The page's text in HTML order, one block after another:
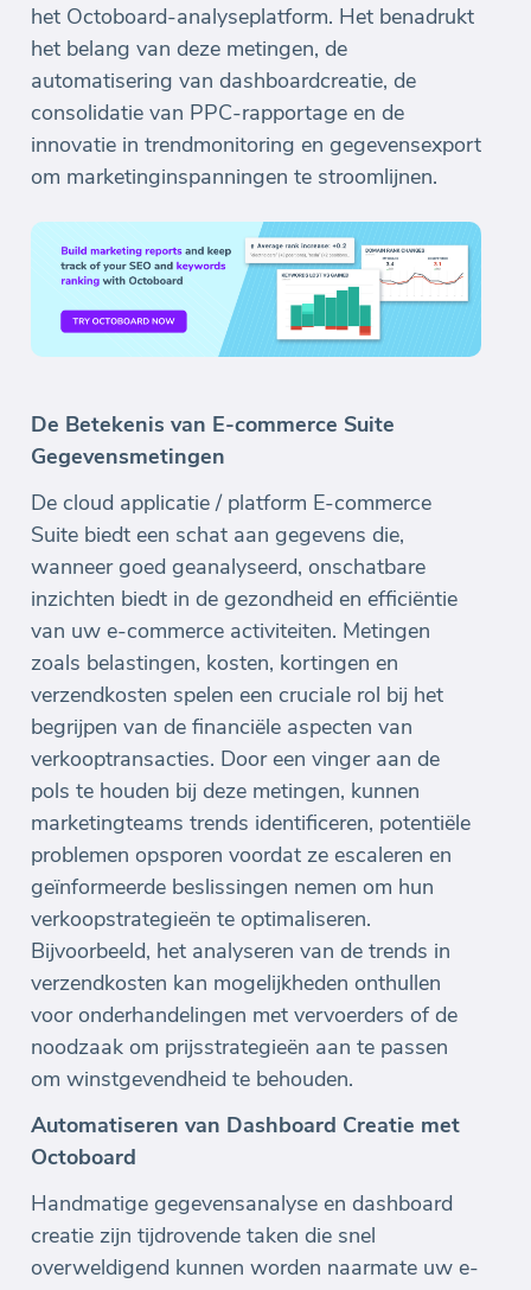
het Octoboard-analyseplatform. Het benadrukt
het belang van deze metingen, de
automatisering van dashboardcreatie, de
consolidatie van PPC-rapportage en de
innovatie in trendmonitoring en gegevensexport
om marketinginspanningen te stroomlijnen.
De Betekenis van E-commerce Suite
Gegevensmetingen
De cloud applicatie / platform E-commerce
Suite biedt een schat aan gegevens die,
wanneer goed geanalyseerd, onschatbare
inzichten biedt in de gezondheid en efficiëntie
van uw e-commerce activiteiten. Metingen
zoals belastingen, kosten, kortingen en
verzendkosten spelen een cruciale rol bij het
begrijpen van de financiële aspecten van
verkooptransacties. Door een vinger aan de
pols te houden bij deze metingen, kunnen
marketingteams trends identificeren, potentiële
problemen opsporen voordat ze escaleren en
geïnformeerde beslissingen nemen om hun
verkoopstrategieën te optimaliseren.
Bijvoorbeeld, het analyseren van de trends in
verzendkosten kan mogelijkheden onthullen
voor onderhandelingen met vervoerders of de
noodzaak om prijsstrategieën aan te passen
om winstgevendheid te behouden.
Automatiseren van Dashboard Creatie met
Octoboard
Handmatige gegevensanalyse en dashboard
creatie zijn tijdrovende taken die snel
overweldigend kunnen worden naarmate uw e-